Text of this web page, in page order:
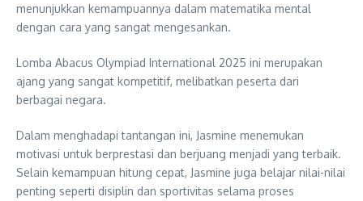
menunjukkan kemampuannya dalam matematika mental
dengan cara yang sangat mengesankan.
Lomba Abacus Olympiad International 2025 ini merupakan
ajang yang sangat kompetitif, melibatkan peserta dari
berbagai negara.
Dalam menghadapi tantangan ini, Jasmine menemukan
motivasi untuk berprestasi dan berjuang menjadi yang terbaik.
Selain kemampuan hitung cepat, Jasmine juga belajar nilai-nilai
penting seperti disiplin dan sportivitas selama proses